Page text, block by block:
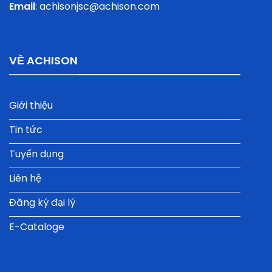
Phân tích và kiểm nghiệm trong phòng thí nghiệm.
Ngành dược phẩm và công nghệ sinh học.
Kiểm nghiệm thực phẩm và đồ uống.
Công nghiệp điện tử, hóa chất và sản xuất vật liệu.
Mua hóa chất Merck chính hãng tại ACHISON
achion-vinh-du-dat-giai-best-emerging-dealer-
2025-cua-tap-doan-merck-1
Email: achisonjsc@achison.com
VỀ ACHISON
Giới thiệu
Tin tức
Tuyển dụng
Liên hệ
Đăng ký đại lý
E-Cataloge